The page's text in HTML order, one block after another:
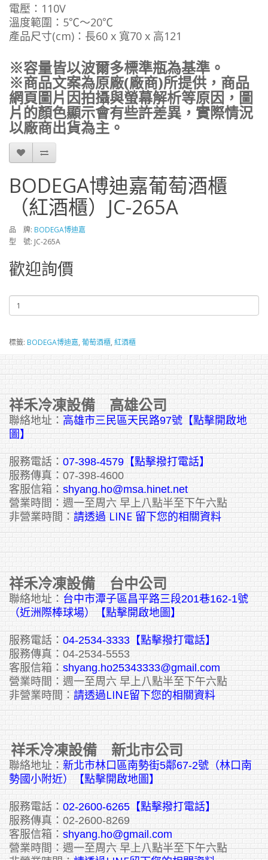
電壓：110V
溫度範圍：5℃～20℃
產品尺寸(cm)：長60 x 寬70 x 高121
※容量皆以波爾多標準瓶為基準。
※商品文案為原廠(廠商)所提供，商品
網頁圖片因拍攝與螢幕解析等原因，圖
片的顏色顯示會有些許差異，實際情況
以廠商出貨為主。
BODEGA博迪嘉葡萄酒櫃
（紅酒櫃）JC-265A
品 牌: BODEGA博迪嘉
型 號: JC-265A
歡迎詢價
標籤: BODEGA博迪嘉, 葡萄酒櫃, 紅酒櫃
祥禾冷凍設備 高雄公司
聯絡地址： 高雄市三民區天民路97號【點擊開啟地
圖】
服務電話： 07-398-4579【點擊撥打電話】
服務傳真：07-398-4600
客服信箱： shyang.ho@msa.hinet.net
營業時間：週一至周六 早上八點半至下午六點
非營業時間： 請透過 LINE 留下您的相關資料
祥禾冷凍設備 台中公司
聯絡地址： 台中市潭子區昌平路三段201巷162-1號
（近洲際棒球場）【點擊開啟地圖】
服務電話： 04-2534-3333 【點擊撥打電話】
服務傳真：04-2534-5553
客服信箱： shyang.ho25343333@gmail.com
營業時間：週一至周六 早上八點半至下午六點
非營業時間： 請透過LINE留下您的相關資料
祥禾冷凍設備 新北市公司
聯絡地址： 新北市林口區南勢街5鄰67-2號（林口南
勢國小附近）【點擊開啟地圖】
服務電話： 02-2600-6265 【點擊撥打電話】
服務傳真：02-2600-8269
客服信箱： shyang.ho@gmail.com
營業時間：週一至周六 早上八點半至下午六點